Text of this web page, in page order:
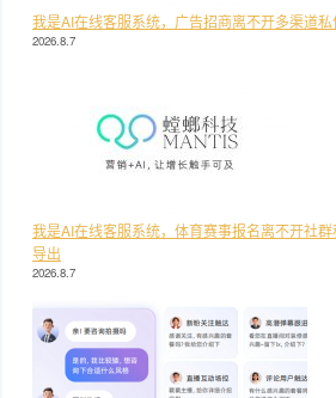
我是AI在线客服系统，广告招商离不开多渠道
2026.8.7
我是AI在线客服系统，体育赛事报名离不开社
导出
2026.8.7